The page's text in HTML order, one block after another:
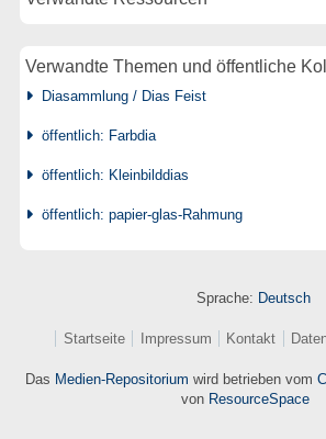
Verwandte Themen und öffentliche
Diasammlung / Dias Feist
öffentlich: Farbdia
öffentlich: Kleinbilddias
öffentlich: papier-glas-Rahmung
Sprache: Deutsch
Startseite Impressum Kontakt
Das Medien-Repositorium wird betrieben vom
von ResourceSpace